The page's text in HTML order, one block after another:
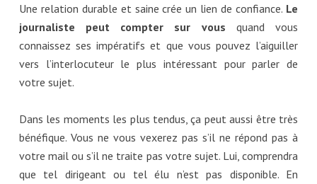
Une relation durable et saine crée un lien de confiance. Le
journaliste peut compter sur vous quand vous
connaissez ses impératifs et que vous pouvez l’aiguiller
vers l’interlocuteur le plus intéressant pour parler de
votre sujet.
Dans les moments les plus tendus, ça peut aussi être très
bénéfique. Vous ne vous vexerez pas s’il ne répond pas à
votre mail ou s’il ne traite pas votre sujet. Lui, comprendra
que tel dirigeant ou tel élu n’est pas disponible. En